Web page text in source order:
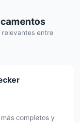
entre
completos y